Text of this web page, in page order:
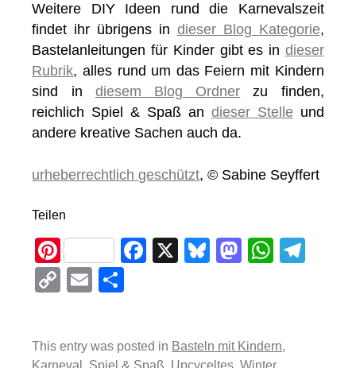
Weitere DIY Ideen rund die Karnevalszeit
findet ihr übrigens in dieser Blog Kategorie,
Bastelanleitungen für Kinder gibt es in dieser
Rubrik, alles rund um das Feiern mit Kindern
sind in diesem Blog Ordner zu finden,
reichlich Spiel & Spaß an dieser Stelleund
andere kreative Sachen auch da.
urheberrechtlich geschützt, © Sabine Seyffert
Teilen
Pi
nt
er
st
F
b
X
Bl
y
M
d
W
A
C
y
E
n
This entry was posted in Basteln mit Kindern,